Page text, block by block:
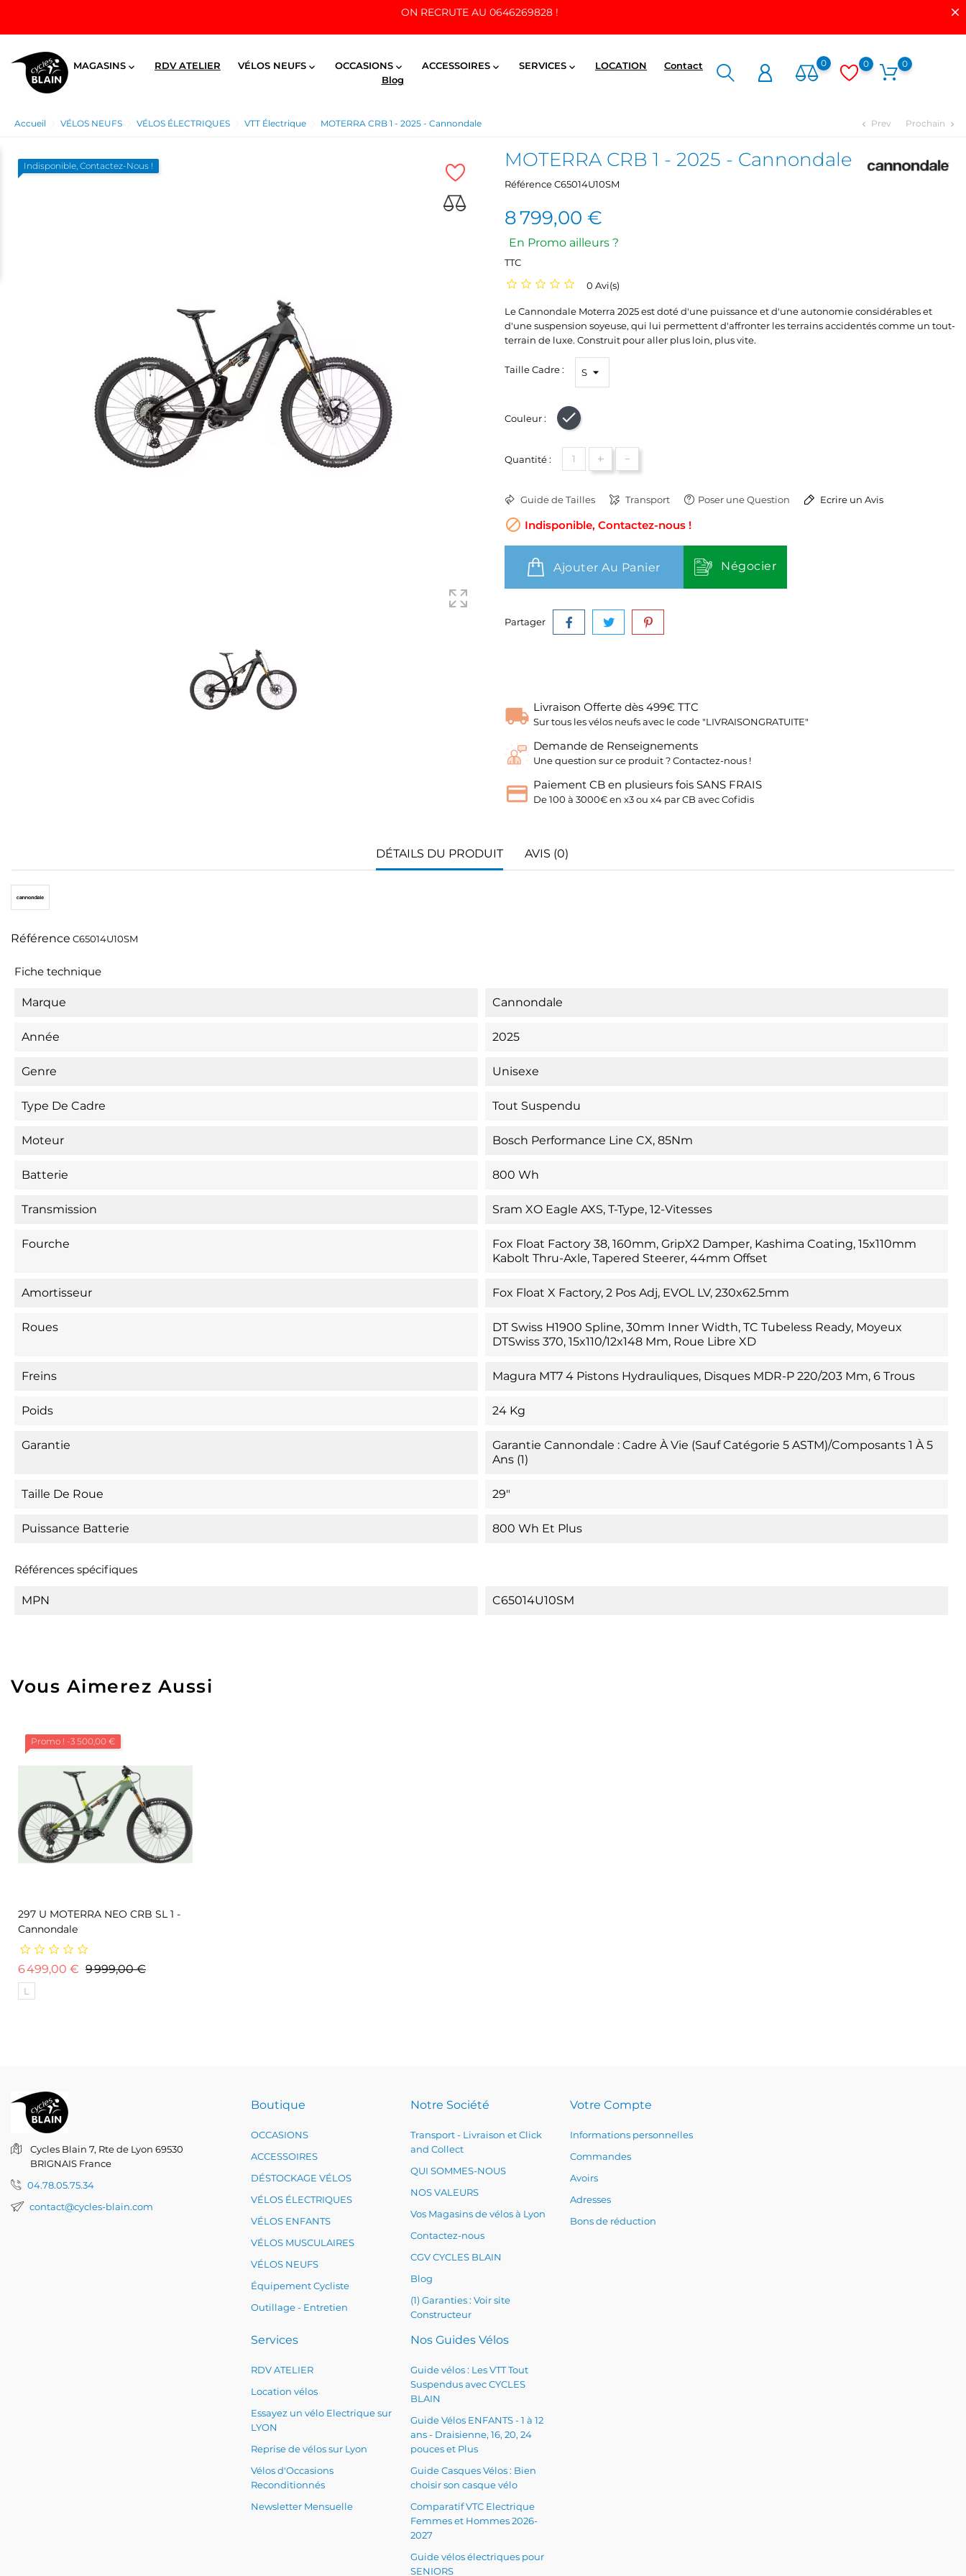
ON RECRUTE AU 0646269828 !
MAGASINS  RDV ATELIER VÉLOS NEUFS  OCCASIONS  ACCESSOIRES  SERVICES  LOCATION
Contact
Blog
0 0 0
Accueil VÉLOS NEUFS VÉLOS ÉLECTRIQUES VTT Électrique MOTERRA CRB 1 - 2025 - Cannondale chevron_left Prev Prochain chevron_right
Indisponible, Contactez-Nous ! MOTERRA CRB 1 - 2025 - Cannondale
RéférenceC65014U10SM
8 799,00 €
En Promo ailleurs ?
TTC
0 Avi(s)
Le Cannondale Moterra 2025 est doté d'une puissance et d'une autonomie considérables et
d'une suspension soyeuse, qui lui permettent d'affronter les terrains accidentés comme un tout-
terrain de luxe. Construit pour aller plus loin, plus vite.
Taille Cadre :
Couleur : Noir
Quantité : + -
Guide de Tailles Transport Poser une Question Ecrire un Avis
 Indisponible, Contactez-nous !
Ajouter Au Panier Négocier
Partager
Livraison Offerte dès 499€ TTC
Sur tous les vélos neufs avec le code "LIVRAISONGRATUITE"
Demande de Renseignements
Une question sur ce produit ? Contactez-nous !
Paiement CB en plusieurs fois SANS FRAIS
De 100 à 3000€ en x3 ou x4 par CB avec Cofidis
DÉTAILS DU PRODUIT AVIS (0)
Référence C65014U10SM
Fiche technique
Marque Cannondale
Année 2025
Genre Unisexe
Type De Cadre Tout Suspendu
Moteur Bosch Performance Line CX, 85Nm
Batterie 800 Wh
Transmission Sram XO Eagle AXS, T-Type, 12-Vitesses
Fourche
Fox Float Factory 38, 160mm, GripX2 Damper, Kashima Coating, 15x110mm
Kabolt Thru-Axle, Tapered Steerer, 44mm Offset
Amortisseur Fox Float X Factory, 2 Pos Adj, EVOL LV, 230x62.5mm
Roues
DT Swiss H1900 Spline, 30mm Inner Width, TC Tubeless Ready, Moyeux
DTSwiss 370, 15x110/12x148 Mm, Roue Libre XD
Freins Magura MT7 4 Pistons Hydrauliques, Disques MDR-P 220/203 Mm, 6 Trous
Poids 24 Kg
Garantie
Garantie Cannondale : Cadre À Vie (sauf Catégorie 5 ASTM)/Composants 1 À 5
Ans (1)
Taille De Roue 29"
Puissance Batterie 800 Wh Et Plus
Références spécifiques
MPN C65014U10SM
Vous Aimerez Aussi
Promo ! -3 500,00 €
297 U MOTERRA NEO CRB SL 1 -
Cannondale
6 499,00 € Prix de base
9 999,00 €Prix
L
Cycles Blain 7, Rte de Lyon 69530
BRIGNAIS France
04.78.05.75.34
contact@cycles-blain.com
Boutique
OCCASIONS
ACCESSOIRES
DÉSTOCKAGE VÉLOS
VÉLOS ÉLECTRIQUES
VÉLOS ENFANTS
VÉLOS MUSCULAIRES
VÉLOS NEUFS
Équipement Cycliste
Outillage - Entretien
Notre Société
Transport - Livraison et Click
and Collect
QUI SOMMES-NOUS
NOS VALEURS
Vos Magasins de vélos à Lyon
Contactez-nous
CGV CYCLES BLAIN
Blog
(1) Garanties : Voir site
Constructeur
Services
RDV ATELIER
Location vélos
Essayez un vélo Electrique sur
LYON
Reprise de vélos sur Lyon
Vélos d'Occasions
Reconditionnés
Newsletter Mensuelle
Nos Guides Vélos
Guide vélos : Les VTT Tout
Suspendus avec CYCLES
BLAIN
Guide Vélos ENFANTS - 1 à 12
ans - Draisienne, 16, 20, 24
pouces et Plus
Guide Casques Vélos : Bien
choisir son casque vélo
Comparatif VTC Electrique
Femmes et Hommes 2026-
2027
Guide vélos électriques pour
SENIORS
Votre Compte
Informations personnelles
Commandes
Avoirs
Adresses
Bons de réduction